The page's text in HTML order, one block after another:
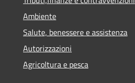
Ambiente
Salute, benessere e assistenza
Autorizzazioni
Agricoltura e pesca